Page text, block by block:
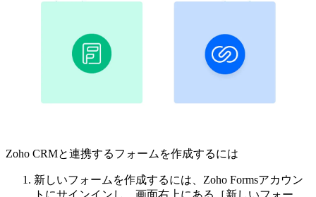
Zoho CRMと連携するフォームを作成するには
新しいフォームを作成するには、Zoho Formsアカウン
トにサインインし、画面右上にある［新しいフォー